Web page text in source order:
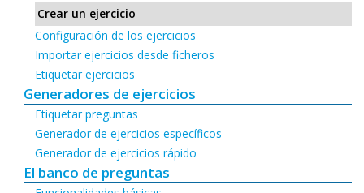
Crear un ejercicio
Configuración de los ejercicios
Importar ejercicios desde ficheros
Etiquetar ejercicios
Generadores de ejercicios
Etiquetar preguntas
Generador de ejercicios específicos
Generador de ejercicios rápido
El banco de preguntas